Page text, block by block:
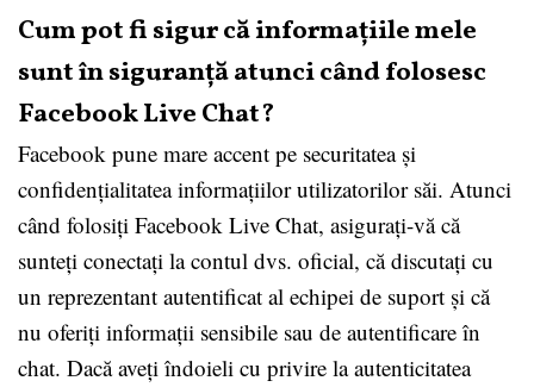
Cum pot fi sigur că informațiile mele
sunt în siguranță atunci când folosesc
Facebook Live Chat?
Facebook pune mare accent pe securitatea și
confidențialitatea informațiilor utilizatorilor săi. Atunci
când folosiți Facebook Live Chat, asigurați-vă că
sunteți conectați la contul dvs. oficial, că discutați cu
un reprezentant autentificat al echipei de suport și că
nu oferiți informații sensibile sau de autentificare în
chat. Dacă aveți îndoieli cu privire la autenticitatea